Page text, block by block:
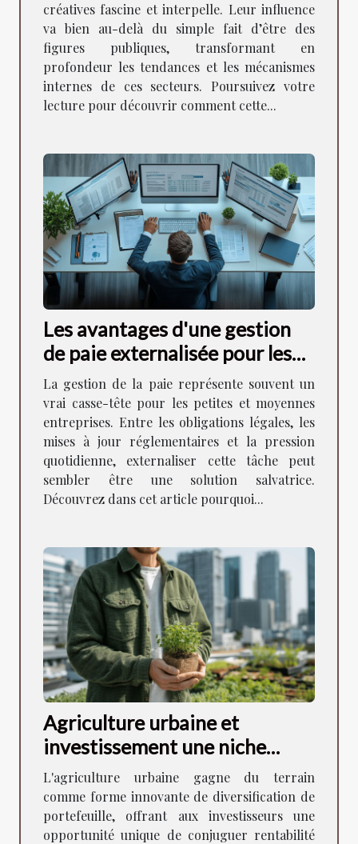
créatives fascine et interpelle. Leur influence
va bien au-delà du simple fait d’être des
figures publiques, transformant en
profondeur les tendances et les mécanismes
internes de ces secteurs. Poursuivez votre
lecture pour découvrir comment cette...
Les avantages d'une gestion
de paie externalisée pour les
PME
La gestion de la paie représente souvent un
vrai casse-tête pour les petites et moyennes
entreprises. Entre les obligations légales, les
mises à jour réglementaires et la pression
quotidienne, externaliser cette tâche peut
sembler être une solution salvatrice.
Découvrez dans cet article pourquoi...
Agriculture urbaine et
investissement une niche
prometteuse pour diversifier
son portefeuille
L'agriculture urbaine gagne du terrain
comme forme innovante de diversification de
portefeuille, offrant aux investisseurs une
opportunité unique de conjuguer rentabilité